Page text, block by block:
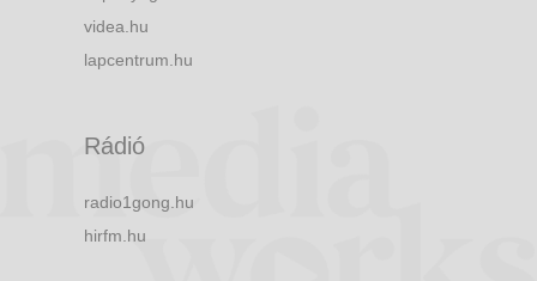
videa.hu
lapcentrum.hu
Rádió
radio1gong.hu
hirfm.hu